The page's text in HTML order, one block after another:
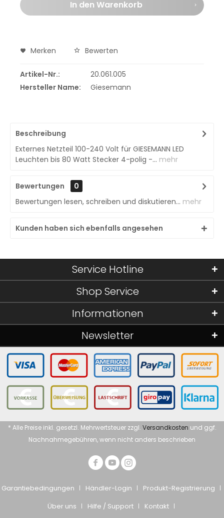
In den Warenkorb
Merken Bewerten
Artikel-Nr.:
20.061.005
Hersteller Name:
Giesemann
Beschreibung
Externes Netzteil 100-240 Volt für GIESEMANN LED
Leuchten bis 80 Watt Stecker 4-polig -... mehr
Bewertungen
0
Bewertungen lesen, schreiben und diskutieren... mehr
Kunden haben sich ebenfalls angesehen
Service Hotline
Shop Service
Informationen
Newsletter
* Alle Preise inkl. gesetzl. Mehrwertsteuer zzgl. Versandkosten und ggf.
Nachnahmegebühren, wenn nicht anders beschrieben
Garantiebedingungen Händler-Login
Produkt-Registrierung
Über uns
Hilfe / Support Kontakt